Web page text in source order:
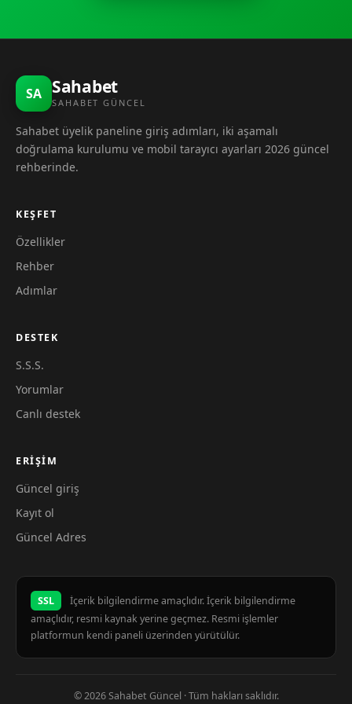
SA Sahabet
SAHABET GÜNCEL
Sahabet üyelik paneline giriş adımları, iki aşamalı
doğrulama kurulumu ve mobil tarayıcı ayarları 2026 güncel
rehberinde.
KEŞFET
Özellikler
Rehber
Adımlar
DESTEK
S.S.S.
Yorumlar
Canlı destek
ERIŞIM
Güncel giriş
Kayıt ol
Güncel Adres
SSL
İçerik bilgilendirme amaçlıdır. İçerik bilgilendirme
amaçlıdır, resmi kaynak yerine geçmez. Resmi işlemler
platformun kendi paneli üzerinden yürütülür.
© 2026 Sahabet Güncel · Tüm hakları saklıdır.